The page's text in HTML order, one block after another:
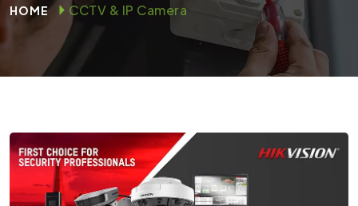
HOME CCTV & IP Camera